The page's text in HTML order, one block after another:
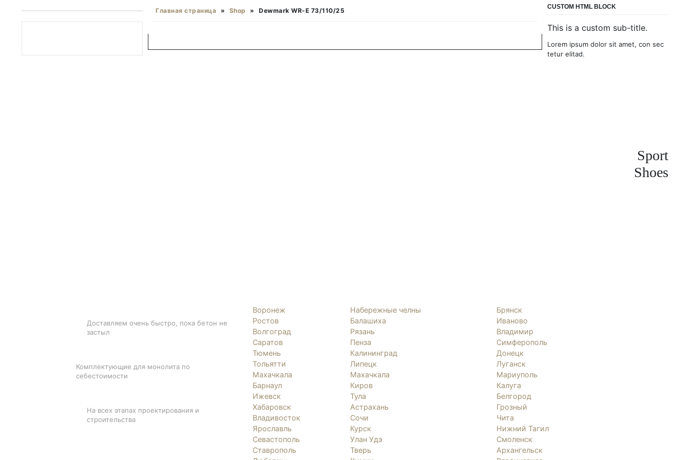
Главная страница » Shop » Dewmark WR-E 73/110/25 CUSTOM HTML BLOCK
This is a custom sub-title.
Lorem ipsum dolor sit amet, con sec
tetur elitad.
Sport
Shoes
Доставляем очень быстро, пока бетон не
застыл
Комплектующие для монолита по
себестоимости
На всех этапах проектирования и
строительства
Воронеж
Ростов
Волгоград
Саратов
Тюмень
Тольятти
Махачкала
Барнаул
Ижевск
Хабаровск
Владивосток
Ярославль
Севастополь
Ставрополь
Набережные челны
Балашиха
Рязань
Пенза
Калининград
Липецк
Махачкала
Киров
Тула
Астрахань
Сочи
Курск
Улан Удэ
Тверь
Брянск
Иваново
Владимир
Симферополь
Донецк
Луганск
Мариуполь
Калуга
Белгород
Грозный
Чита
Нижний Тагил
Смоленск
Архангельск